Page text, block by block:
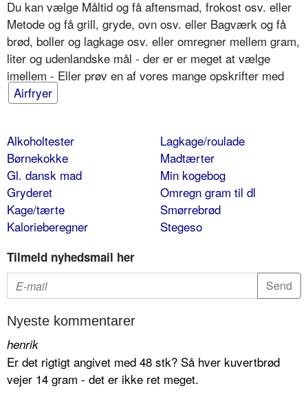
Du kan vælge Måltid og få aftensmad, frokost osv. eller
Metode og få grill, gryde, ovn osv. eller Bagværk og få
brød, boller og lagkage osv. eller omregner mellem gram,
liter og udenlandske mål - der er er meget at vælge
imellem - Eller prøv en af vores mange opskrifter med
Airfryer
Alkoholtester
Børnekokke
Gl. dansk mad
Gryderet
Kage/tærte
Kalorieberegner
Lagkage/roulade
Madtærter
Min kogebog
Omregn gram til dl
Smørrebrød
Stegeso
Tilmeld nyhedsmail her
Nyeste kommentarer
henrik
Er det rigtigt angivet med 48 stk? Så hver kuvertbrød
vejer 14 gram - det er ikke ret meget.